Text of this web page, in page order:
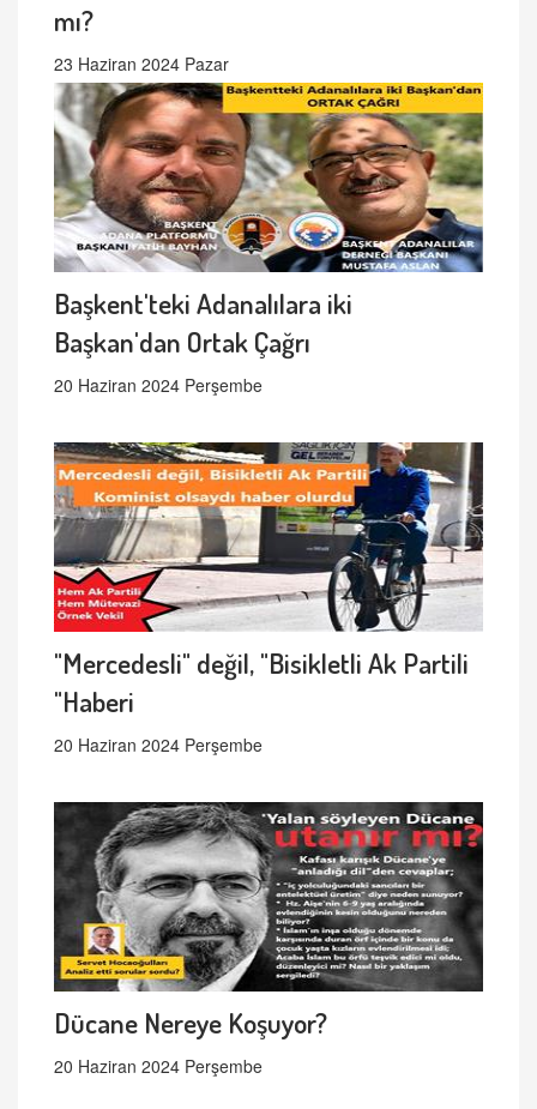
mı?
23 Haziran 2024 Pazar
Başkent'teki Adanalılara iki
Başkan'dan Ortak Çağrı
20 Haziran 2024 Perşembe
"Mercedesli" değil, "Bisikletli Ak Partili
"Haberi
20 Haziran 2024 Perşembe
Dücane Nereye Koşuyor?
20 Haziran 2024 Perşembe